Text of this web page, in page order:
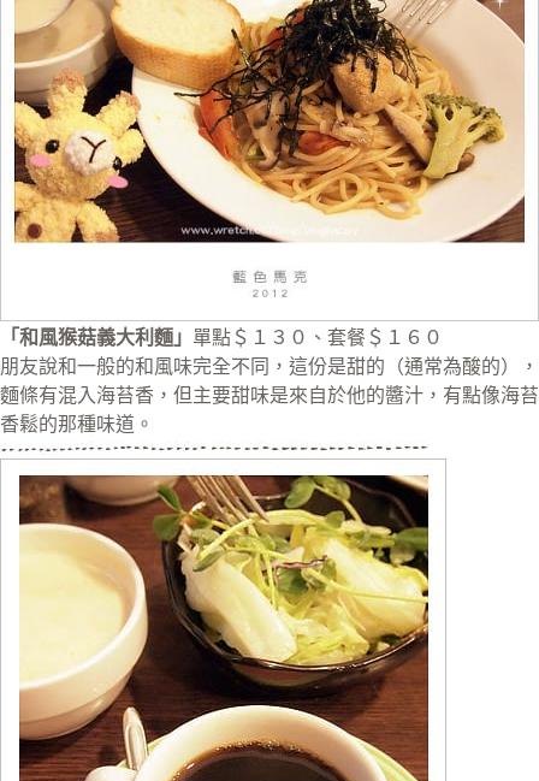
「和風猴菇義大利麵」 單點＄１３０、套餐＄１６０
朋友說和一般的和風味完全不同，這份是甜的（通常為酸的），
麵條有混入海苔香，但主要甜味是來自於他的醬汁，有點像海苔
香鬆的那種味道。